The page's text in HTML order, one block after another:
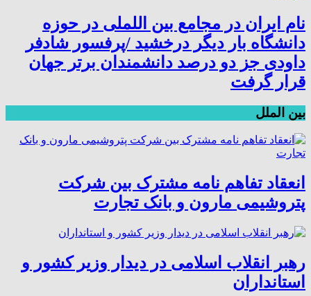
نام ایران در مجامع بین اللملی در حوزه
دانشگاه بار دیگر درخشید /پرفسور شادفر
داودی جز دو درصد دانشمندان برتر جهان
قرار گرفت
بین الملل
انعقاد تفاهم نامه مشترک بین شرکت
پتروشیمی مارون و بانک تجارت
رهبر انقلاب اسلامی در دیدار وزیر کشور و
استانداران